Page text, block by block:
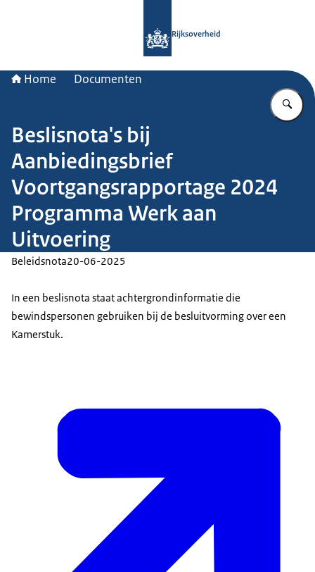
Rijksoverheid
Home Documenten
Beslisnota's bij
Aanbiedingsbrief
Voortgangsrapportage 2024
Programma Werk aan
Uitvoering
Beleidsnota20-06-2025
In een beslisnota staat achtergrondinformatie die
bewindspersonen gebruiken bij de besluitvorming over een
Kamerstuk.